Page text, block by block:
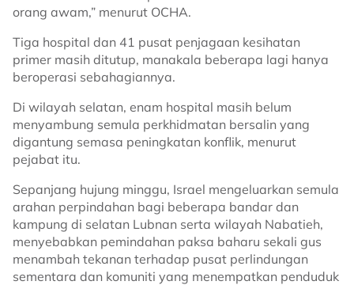
orang awam,” menurut OCHA.
Tiga hospital dan 41 pusat penjagaan kesihatan
primer masih ditutup, manakala beberapa lagi hanya
beroperasi sebahagiannya.
Di wilayah selatan, enam hospital masih belum
menyambung semula perkhidmatan bersalin yang
digantung semasa peningkatan konflik, menurut
pejabat itu.
Sepanjang hujung minggu, Israel mengeluarkan semula
arahan perpindahan bagi beberapa bandar dan
kampung di selatan Lubnan serta wilayah Nabatieh,
menyebabkan pemindahan paksa baharu sekali gus
menambah tekanan terhadap pusat perlindungan
sementara dan komuniti yang menempatkan penduduk